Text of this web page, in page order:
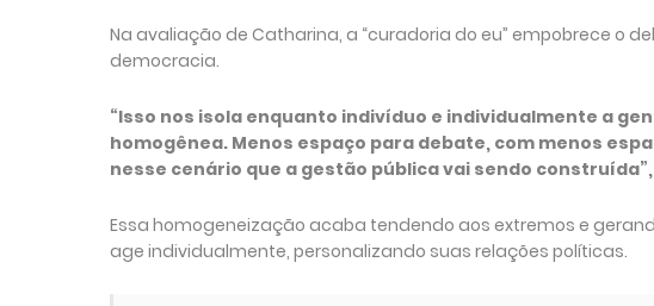
Na avaliação de Catharina, a “curadoria do eu” empobrece o
democracia.
“Isso nos isola enquanto indivíduo e individualmente a
homogênea. Menos espaço para debate, com menos
nesse cenário que a gestão pública vai sendo
Essa homogeneização acaba tendendo aos extremos e
age individualmente, personalizando suas relações políticas.